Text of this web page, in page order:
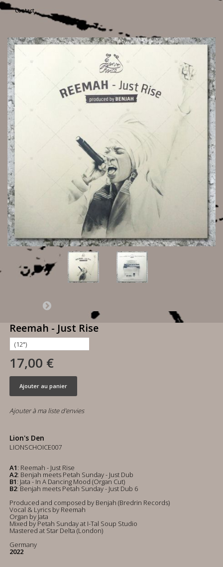
Contact
Reemah - Just Rise
17,00 €
Ajouter au panier
Ajouter à ma liste d'envies
Lion's Den
LIONSCHOICE007
A1: Reemah - Just Rise
A2: Benjah meets Petah Sunday - Just Dub
B1: Jata - In A Dancing Mood (Organ Cut)
B2: Benjah meets Petah Sunday - Just Dub 6
Produced and composed by Benjah (Bredrin Records)
Vocal & Lyrics by Reemah
Organ by Jata
Mixed by Petah Sunday at I-Tal Soup Studio
Mastered at Star Delta (London)
Germany
2022